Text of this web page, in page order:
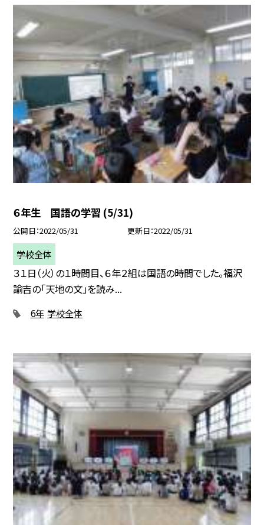
６年生 国語の学習 (5/31)
公開日 2022/05/31 更新日 2022/05/31
学校全体
３１日（火）の１時間目、６年２組は国語の時間でした。福沢
諭吉の「天地の文」を読み...
6年 学校全体